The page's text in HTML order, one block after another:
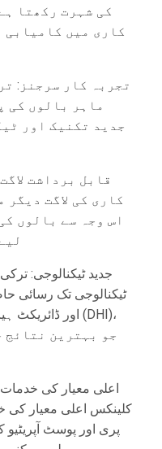
کی شہرت رکھتا
کاری میں کامیابی
تجربہ کار سرجنز:
ماہر بالوں کی
جدید تکنیک اور
قابل برداشت
کاری کی لاگت
اس وجہ سے بالوں
جدید ٹیکنالوجی:
ٹیکنالوجی تک رسائی
جو بہترین نتائج
اعلی معیار کی
کلینکس اعلی معیار کی
پری اور پوسٹ